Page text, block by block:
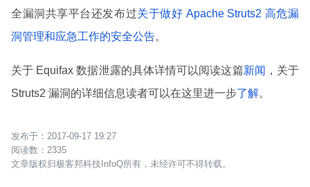
全漏洞共享平台还发布过关于做好 Apache Struts2 高危漏
洞管理和应急工作的安全公告。
关于 Equifax 数据泄露的具体详情可以阅读这篇新闻 ，关于
Struts2 漏洞的详细信息读者可以在这里进一步了解。
2017-09-17 19:27
2335
文章版权归极客邦科技InfoQ所有，未经许可不得转载。